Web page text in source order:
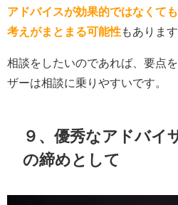
アドバイスが効果的ではなくて
考えがまとまる可能性もあります
相談をしたいのであれば、要点
ザーは相談に乗りやすいです。
９、優秀なアドバイ
の締めとして